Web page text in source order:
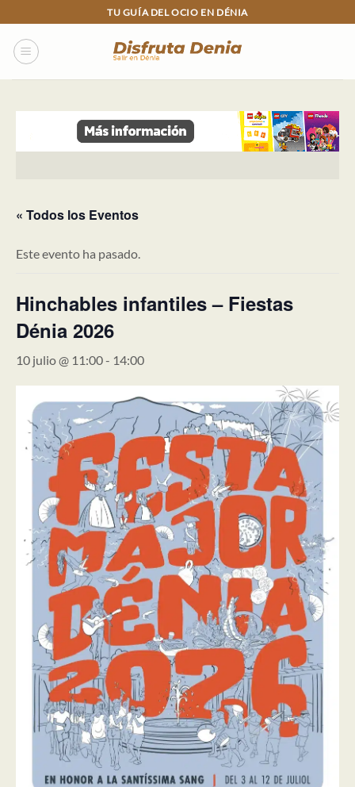
to
content
TU GUÍA DEL OCIO EN DÉNIA
« Todos los Eventos
Este evento ha pasado.
Hinchables infantiles – Fiestas
Dénia 2026
10 julio @ 11:00- 14:00